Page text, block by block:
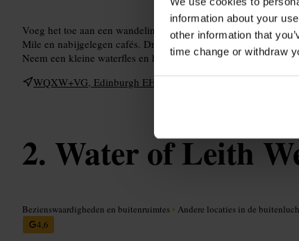
information about your
other information that
time change or withdraw
Voeg het toe aan een wandeling door de oude binnenstad of
Mile en nabijgelegen cafés. Draag stevige schoenen voor
Neem een kleine waterfles en houd een tijdsbuffer voor foto’s.
WQXW+VG, Edinburgh EH2 3AA, UK
Water of Leith
Bezienswaardigheden en buitenruimtes • Andere locaties in de
4,6